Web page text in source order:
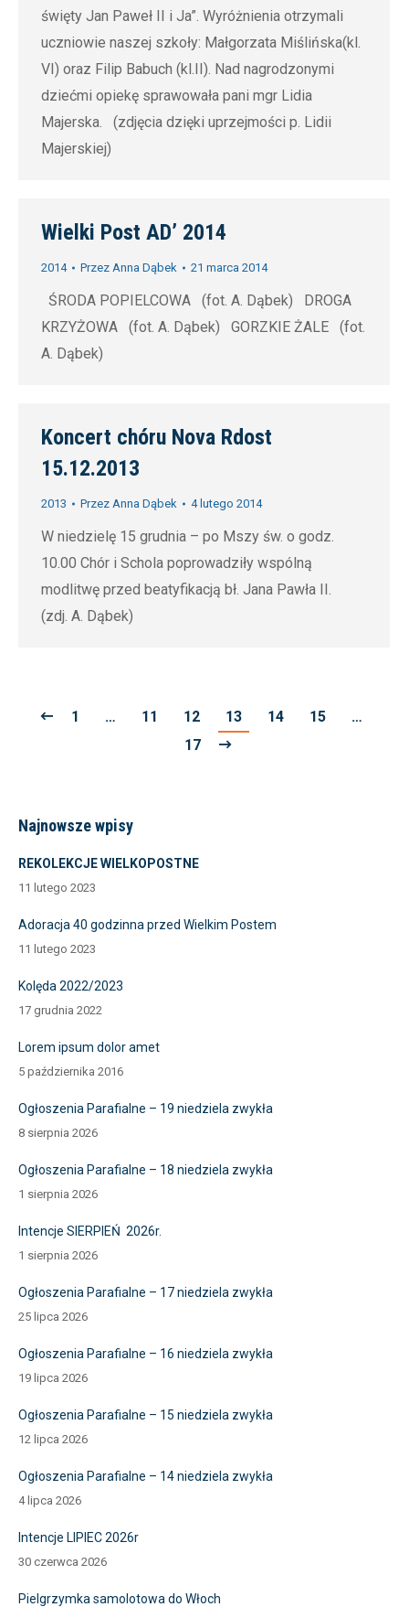
święty Jan Paweł II i Ja”. Wyróżnienia otrzymali
uczniowie naszej szkoły: Małgorzata Miślińska(kl.
VI) oraz Filip Babuch (kl.II). Nad nagrodzonymi
dziećmi opiekę sprawowała pani mgr Lidia
Majerska. (zdjęcia dzięki uprzejmości p. Lidii
Majerskiej)
Wielki Post AD’ 2014
2014 Przez Anna Dąbek 21 marca 2014
ŚRODA POPIELCOWA (fot. A. Dąbek) DROGA
KRZYŻOWA (fot. A. Dąbek) GORZKIE ŻALE (fot.
A. Dąbek)
Koncert chóru Nova Rdost
15.12.2013
2013 Przez Anna Dąbek 4 lutego 2014
W niedzielę 15 grudnia – po Mszy św. o godz.
10.00 Chór i Schola poprowadziły wspólną
modlitwę przed beatyfikacją bł. Jana Pawła II.
(zdj. A. Dąbek)
1 … 11 12 13 14 15
…
17
Najnowsze wpisy
REKOLEKCJE WIELKOPOSTNE
11 lutego 2023
Adoracja 40 godzinna przed Wielkim Postem
11 lutego 2023
Kolęda 2022/2023
17 grudnia 2022
Lorem ipsum dolor amet
5 października 2016
Ogłoszenia Parafialne – 19 niedziela zwykła
8 sierpnia 2026
Ogłoszenia Parafialne – 18 niedziela zwykła
1 sierpnia 2026
Intencje SIERPIEŃ 2026r.
1 sierpnia 2026
Ogłoszenia Parafialne – 17 niedziela zwykła
25 lipca 2026
Ogłoszenia Parafialne – 16 niedziela zwykła
19 lipca 2026
Ogłoszenia Parafialne – 15 niedziela zwykła
12 lipca 2026
Ogłoszenia Parafialne – 14 niedziela zwykła
4 lipca 2026
Intencje LIPIEC 2026r
30 czerwca 2026
Pielgrzymka samolotowa do Włoch